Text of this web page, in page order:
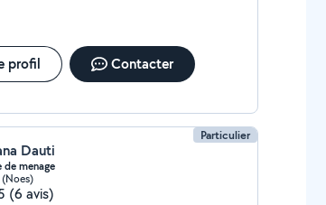
profil Contacter
Particulier
Dauti
de menage
(Noes)
(6 avis)